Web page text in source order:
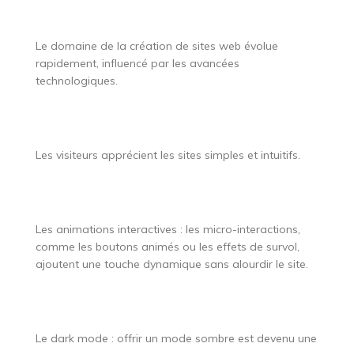
Le domaine de la création de sites web évolue
rapidement, influencé par les avancées
technologiques.
Les visiteurs apprécient les sites simples et intuitifs.
Les animations interactives : les micro-interactions,
comme les boutons animés ou les effets de survol,
ajoutent une touche dynamique sans alourdir le site.
Le dark mode : offrir un mode sombre est devenu une